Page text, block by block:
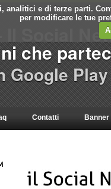
analitici e di terze parti.
per modificare le tue
Contatti Banner
- Il Social
che
Google Play